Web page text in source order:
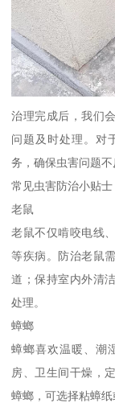
治理完成后，我们
问题及时处理。对
务，确保虫害问题不
常见虫害防治小贴士
老鼠
老鼠不仅啃咬电线
等疾病。防治老鼠
道；保持室内外清
处理。
蟑螂
蟑螂喜欢温暖、潮
房、卫生间干燥，
蟑螂，可选择粘蟑纸